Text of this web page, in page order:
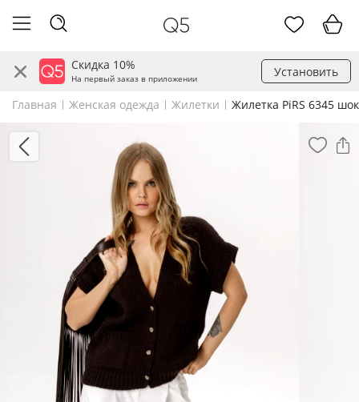
Скидка 10%
На первый заказ в приложении Установить
Главная Женская одежда Жилетки Жилетка PiRS 6345